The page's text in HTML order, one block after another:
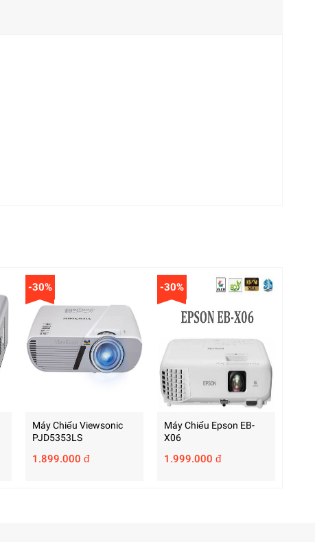
-30%
Máy Chiếu Viewsonic
PJD5353LS
1.899.000 đ
-30%
Máy Chiếu Epson EB-
X06
1.999.000 đ